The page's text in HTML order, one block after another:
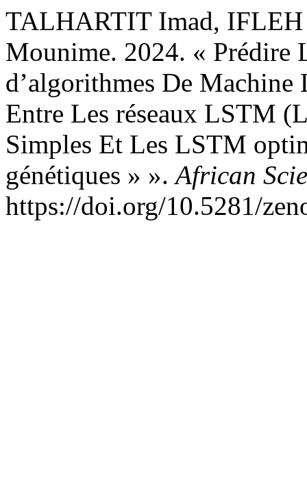
TALHARTIT Imad,
Mounime. 2024. « Prédire
d’algorithmes De
Entre Les réseaux LSTM
Simples Et Les LSTM
génétiques » ».African
https://doi.org/10.5281/